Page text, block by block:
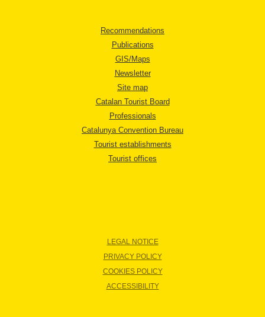
Recommendations
Publications
GIS/Maps
Newsletter
Site map
Catalan Tourist Board
Professionals
Catalunya Convention Bureau
Tourist establishments
Tourist offices
LEGAL NOTICE
PRIVACY POLICY
COOKIES POLICY
ACCESSIBILITY